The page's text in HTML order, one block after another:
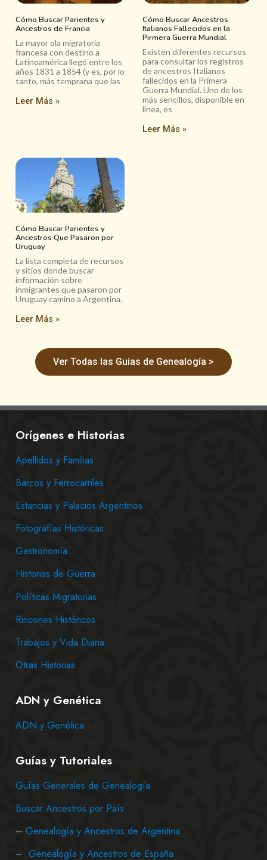
Cómo Buscar Parientes y
Ancestros de Francia
La mayor ola migratoria
francesa con destino a
Latinoamérica llegó entre los
años 1831 a 1854 (y es, por lo
tanto, más temprana que las
Leer Más »
Cómo Buscar Ancestros
Italianos Fallecidos en la
Pirmera Guerra Mundial
Existen diferentes recursos
para consultar los registros
de ancestros Italianos
fallecidos en la Primera
Guerra Mundial. Uno de los
más sencillos, disponible en
línea, es
Leer Más »
Cómo Buscar Parientes y
Ancestros Que Pasaron por
Uruguay
La lista completa de recursos
y sitios donde buscar
información sobre
inmigrantes que pasaron por
Uruguay camino a Argentina.
Leer Más »
Ver Todas las Guías de Genealogía >
Orígenes e Historias
Apellidos y Familias
Barcos y Ferrocarriles
Estancias y Palacios Argentinos
Fotografías Históricas
Gastronomía
Historias de Guerra
Políticas Migratorias
Rincones Históricos
Trabajos y Vida Diaria
Otras Historias
ADN y Genética
ADN y Genética
Guías y Tutoriales
Guías Generales de Genealogía
Buscar Ancestros por País
– Genealogía y Ancestros de Argentina
– Genealogía y Ancestros de España